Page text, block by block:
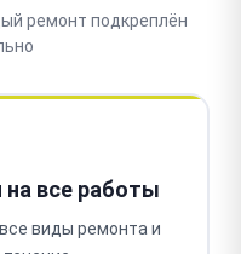
ремонт подкреплён
на все работы
виды ремонта и